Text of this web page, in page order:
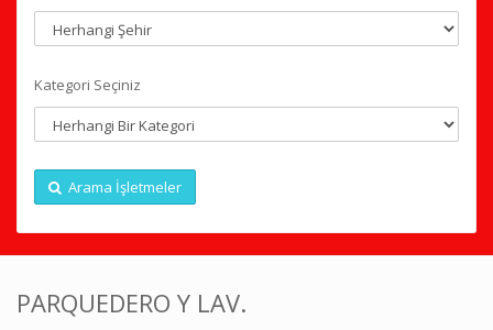
Kategori Seçiniz
Arama İşletmeler
PARQUEDERO Y LAV.